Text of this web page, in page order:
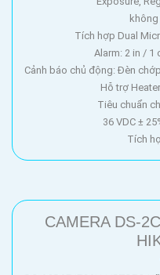
Tích hợp Dual
Alarm: 2 in / 1
Cảnh báo chủ động: Đèn
Hỗ trợ
Tiêu chuẩn
36 VDC ±
Tích
CAMERA DS-